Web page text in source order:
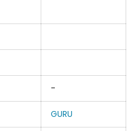
-
GURU